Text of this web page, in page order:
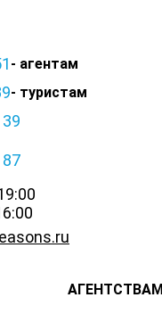
- агентам
- туристам
87
АГЕНТСТВАМ